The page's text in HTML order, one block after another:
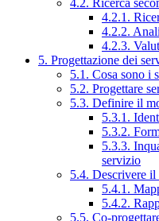
4.2. Ricerca
4.2.1.
4.2.2.
4.2.3.
5. Progettazione dei
5.1. Cosa sono i
5.2. Progettare
5.3. Definire il
5.3.1.
5.3.2.
5.3.3.
servizio
5.4. Descrivere
5.4.1.
5.4.2.
5.5. Co-